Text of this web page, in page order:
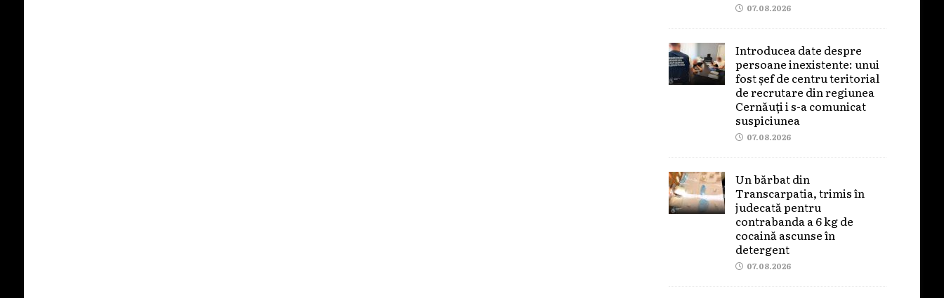
07.08.2026
Introducea date despre
persoane inexistente: unui
fost șef de centru teritorial
de recrutare din regiunea
Cernăuți i s-a comunicat
suspiciunea
07.08.2026
Un bărbat din
Transcarpatia, trimis în
judecată pentru
contrabanda a 6 kg de
cocaină ascunse în
detergent
07.08.2026